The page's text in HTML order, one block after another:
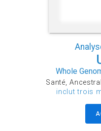
Whole
Santé,
inclut trois